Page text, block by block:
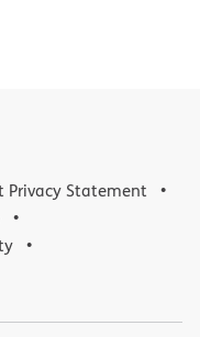
Privacy Statement